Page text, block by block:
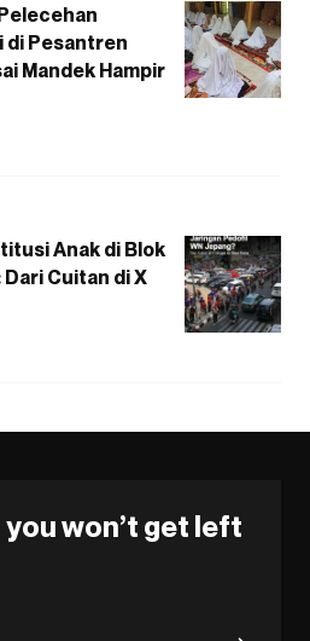
di Pesantren
Mandek Hampir
Anak di Blok
Dari Cuitan di X
won’t get left